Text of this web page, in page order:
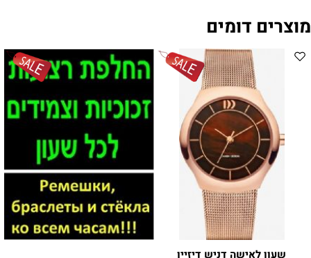
מוצרים דומים
שעון לאישה דניש דיזיין